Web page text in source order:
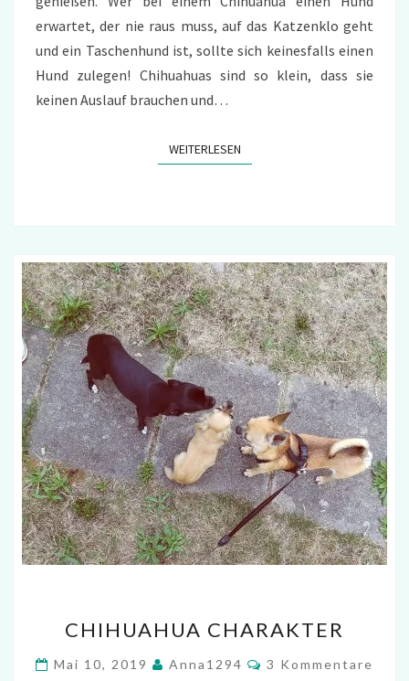
erwartet, der nie raus muss, auf das Katzenklo geht
und ein Taschenhund ist, sollte sich keinesfalls einen
Hund zulegen! Chihuahuas sind so klein, dass sie
keinen Auslauf brauchen und…
WEITERLESENWEITERLESEN
CHARAKTER
CHIHUAHUA CHARAKTER
Mai 10, 2019 Anna1294 Kommentare
3 Kommentare